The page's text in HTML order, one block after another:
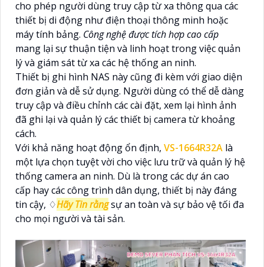
cho phép người dùng truy cập từ xa thông qua các
thiết bị di động như điện thoại thông minh hoặc
máy tính bảng. Công nghệ được tích hợp cao cấp
mang lại sự thuận tiện và linh hoạt trong việc quản
lý và giám sát từ xa các hệ thống an ninh.
Thiết bị ghi hình NAS này cũng đi kèm với giao diện
đơn giản và dễ sử dụng. Người dùng có thể dễ dàng
truy cập và điều chỉnh các cài đặt, xem lại hình ảnh
đã ghi lại và quản lý các thiết bị camera từ khoảng
cách.
Với khả năng hoạt động ổn định, VS-1664R32A là
một lựa chọn tuyệt vời cho việc lưu trữ và quản lý hệ
thống camera an ninh. Dù là trong các dự án cao
cấp hay các công trình dân dụng, thiết bị này đáng
tin cậy, ♢Hãy Tin rằngsự an toàn và sự bảo vệ tối đa
cho mọi người và tài sản.